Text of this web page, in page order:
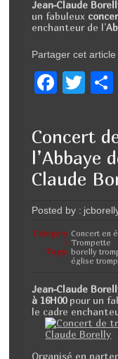
Jean-Claude
un fabuleux
enchanteur de l’
Partager cet article
F
c
e
b
o
k
T
tt
er
Concert
l’Abbaye
Claude
Posted by :
Category
:
Concert en
Trompette
Tags: borelly
église
Jean-Claude
à 16H00pour un
le cadre
Organisé en